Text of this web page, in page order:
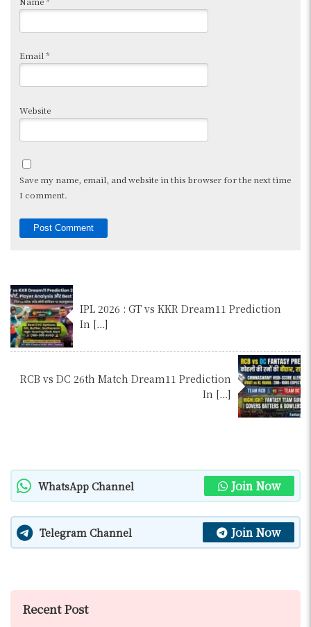
Email*
Website
Save my name, email, and website in this browser for the next time
I comment.
IPL 2026 : GT vs KKR Dream11 Prediction
In […]
RCB vs DC 26th Match Dream11 Prediction
In […]
WhatsApp Channel Join Now
Telegram Channel Join Now
Recent Post